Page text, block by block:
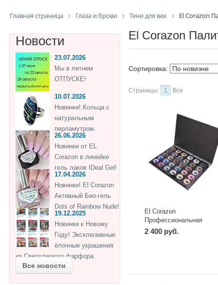
Главная страница Глаза и брови Тени для век El Corazon
El Corazon
Сортировка:
Страницы: 1 Все
El Corazon
Профессиональная
палитра теней "Water
2 400 руб.
Новости
23.07.2026
Мы в летнем
ОТПУСКЕ!
10.07.2026
Новинки! Кольца с
натуральным
перламутром.
26.06.2026
Новинки от EL
Corazon в линейке
гель лаков IDeal Gel!
17.04.2026
Новинки! El Corazon
Активный Био-гель
Dots of Rainbow Nude!
19.12.2025
Новинки к Новому
Году! Эксклюзивные
ёлочные украшения
из Сверхлегкого фарфора.
Все новости